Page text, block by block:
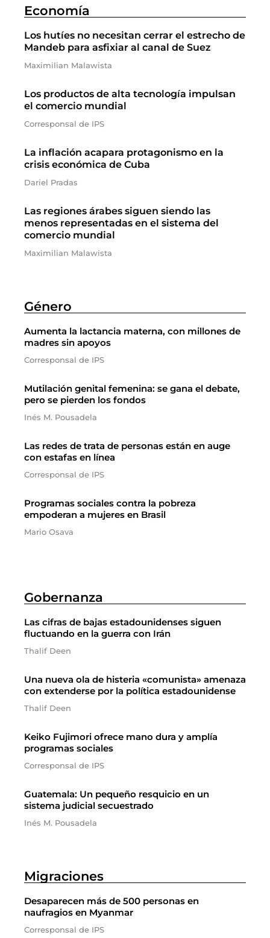
Economía
Los hutíes no necesitan cerrar el estrecho de
Mandeb para asfixiar al canal de Suez
Maximilian Malawista
Los productos de alta tecnología impulsan
el comercio mundial
Corresponsal de IPS
La inflación acapara protagonismo en la
crisis económica de Cuba
Dariel Pradas
Las regiones árabes siguen siendo las
menos representadas en el sistema del
comercio mundial
Maximilian Malawista
Género
Aumenta la lactancia materna, con millones de
madres sin apoyos
Corresponsal de IPS
Mutilación genital femenina: se gana el debate,
pero se pierden los fondos
Inés M. Pousadela
Las redes de trata de personas están en auge
con estafas en línea
Corresponsal de IPS
Programas sociales contra la pobreza
empoderan a mujeres en Brasil
Mario Osava
Gobernanza
Las cifras de bajas estadounidenses siguen
fluctuando en la guerra con Irán
Thalif Deen
Una nueva ola de histeria «comunista» amenaza
con extenderse por la política estadounidense
Thalif Deen
Keiko Fujimori ofrece mano dura y amplía
programas sociales
Corresponsal de IPS
Guatemala: Un pequeño resquicio en un
sistema judicial secuestrado
Inés M. Pousadela
Migraciones
Desaparecen más de 500 personas en
naufragios en Myanmar
Corresponsal de IPS